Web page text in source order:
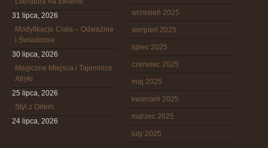
31 lipca, 2026
Modyfikacje Ciała – Odważnie
i Świadomie
30 lipca, 2026
Magiczne Miejsca i Tajemnice
Afryki
25 lipca, 2026
Styl z Orłem
24 lipca, 2026
wrzesień 2025
sierpień 2025
lipiec 2025
czerwiec 2025
maj 2025
kwiecień 2025
marzec 2025
luty 2025